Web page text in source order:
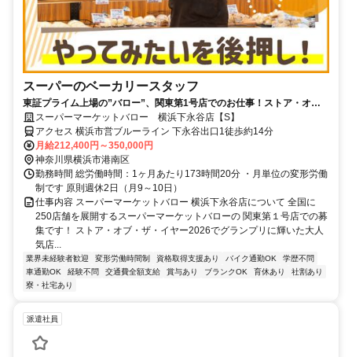
スーパーのベーカリースタッフ
東証プライム上場の”バロー”、関東第1号店でのお仕事！ストア・オ
ブ・ザ・イヤー2026でグランプリに輝いた大人気店★
スーパーマーケットバロー 横浜下永谷店【S】
アクセス 横浜市営ブルーライン 下永谷出口1徒歩約14分
月給212,400円～350,000円
神奈川県横浜市港南区
勤務時間 総労働時間：1ヶ月あたり173時間20分 ・月単位の変形労働
制です 原則週休2日（月9～10日）
仕事内容 スーパーマーケットバロー 横浜下永谷店について 全国に
250店舗を展開するスーパーマーケットバローの 関東第１号店での募
集です！ ストア・オブ・ザ・イヤー2026でグランプリに輝いた大人
気店...
業界未経験者歓迎 変形労働時間制 資格取得支援あり バイク通勤OK
学歴不問
車通勤OK
経験不問 交通費全額支給 賞与あり ブランクOK 育休あり
社割あり
寮・社宅あり
派遣社員